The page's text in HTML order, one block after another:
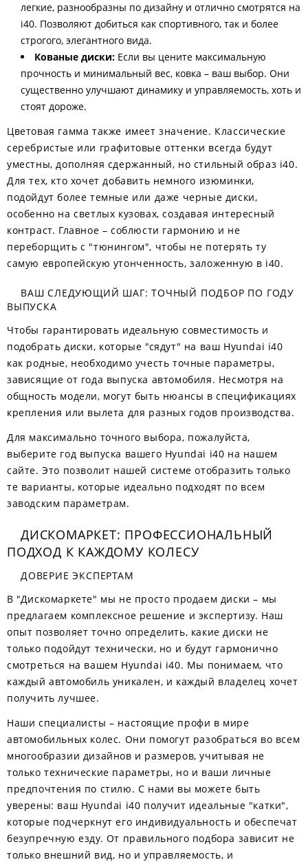
легкие, разнообразны по дизайну и отлично смотрятся на
i40. Позволяют добиться как спортивного, так и более
строгого, элегантного вида.
Кованые диски: Если вы цените максимальную
прочность и минимальный вес, ковка – ваш выбор. Они
существенно улучшают динамику и управляемость, хоть и
стоят дороже.
Цветовая гамма также имеет значение. Классические
серебристые или графитовые оттенки всегда будут
уместны, дополняя сдержанный, но стильный образ i40.
Для тех, кто хочет добавить немного изюминки,
подойдут более темные или даже черные диски,
особенно на светлых кузовах, создавая интересный
контраст. Главное – соблюсти гармонию и не
переборщить с "тюнингом", чтобы не потерять ту
самую европейскую утонченность, заложенную в i40.
ВАШ СЛЕДУЮЩИЙ ШАГ: ТОЧНЫЙ ПОДБОР ПО ГОДУ
ВЫПУСКА
Чтобы гарантировать идеальную совместимость и
подобрать диски, которые "сядут" на ваш Hyundai i40
как родные, необходимо учесть точные параметры,
зависящие от года выпуска автомобиля. Несмотря на
общность модели, могут быть нюансы в спецификациях
крепления или вылета для разных годов производства.
Для максимально точного выбора, пожалуйста,
выберите год выпуска вашего Hyundai i40 на нашем
сайте. Это позволит нашей системе отобразить только
те варианты, которые идеально подходят по всем
заводским параметрам.
ДИСКОМАРКЕТ: ПРОФЕССИОНАЛЬНЫЙ
ПОДХОД К КАЖДОМУ КОЛЕСУ
ДОВЕРИЕ ЭКСПЕРТАМ
В "Дискомаркете" мы не просто продаем диски – мы
предлагаем комплексное решение и экспертизу. Наш
опыт позволяет точно определить, какие диски не
только подойдут технически, но и будут гармонично
смотреться на вашем Hyundai i40. Мы понимаем, что
каждый автомобиль уникален, и каждый владелец хочет
получить лучшее.
Наши специалисты – настоящие профи в мире
автомобильных колес. Они помогут разобраться во всем
многообразии дизайнов и размеров, учитывая не
только технические параметры, но и ваши личные
предпочтения по стилю. С нами вы можете быть
уверены: ваш Hyundai i40 получит идеальные "катки",
которые подчеркнут его индивидуальность и обеспечат
безупречную езду. От правильного подбора зависит не
только внешний вид, но и управляемость, и